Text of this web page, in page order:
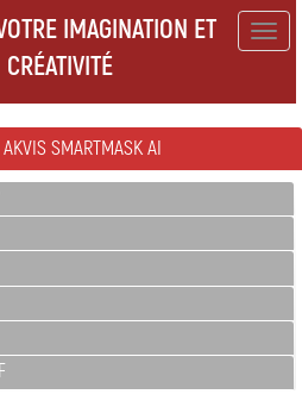
IMAGINATION ET
CRÉATIVITÉ
SMARTMASK AI